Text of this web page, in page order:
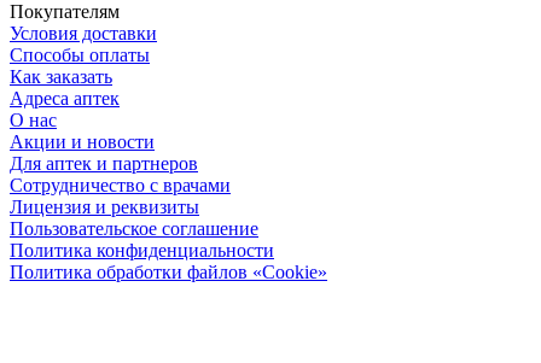
Покупателям
Условия доставки
Способы оплаты
Как заказать
Адреса аптек
О нас
Акции и новости
Для аптек и партнеров
Сотрудничество с врачами
Лицензия и реквизиты
Пользовательское соглашение
Политика конфиденциальности
Политика обработки файлов «Cookie»